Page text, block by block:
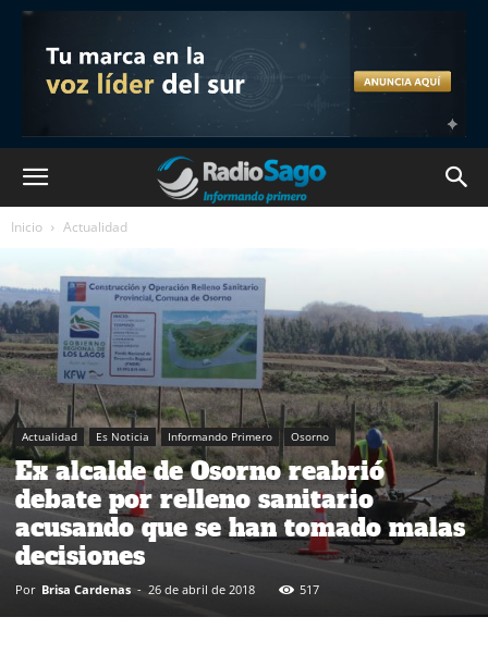
Inicio Actualidad
Actualidad Es Noticia Informando Primero Osorno
Ex alcalde de Osorno reabrió
debate por relleno sanitario
acusando que se han tomado malas
decisiones
Por Brisa Cardenas - 26 de abril de 2018 517